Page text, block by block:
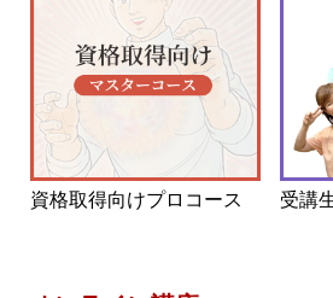
資格取得向けプロコース 受講